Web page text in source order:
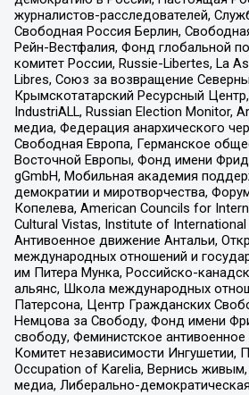
журналистов-расследователей,
Свободная Россия Берлин,
Рейн-Вестфалия, Фонд глобальной
комитет России, Russie-Libertes, La
Libres, Союз за возвращение
Крымскотатарский Ресурсный
IndustriALL, Russian Election Monitor,
медиа, Федерация анархического
Свободная Европа, Германское
Восточной Европы, Фонд имени
gGmbH, Мобильная академия
демократии и миротворчества,
Копелева, American Councils for
Cultural Vistas, Institute of International
Антивоенное движение Антальи,
международных отношений и
им Питера Мунка, Российско-
альянс, Школа международных
Патерсона, Центр Гражданских
Немцова за Свободу, Фонд имени
свободу, Феминистское антивоенное
Комитет независимости Ингушетии,
Occupation of Karelia, Вернись
медиа, Либерально-